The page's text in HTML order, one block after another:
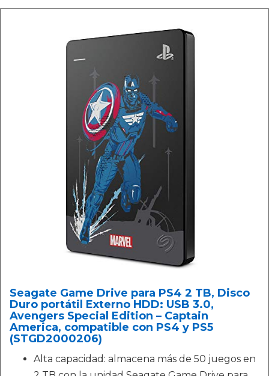
Seagate Game Drive para PS4 2 TB, Disco
Duro portátil Externo HDD: USB 3.0,
Avengers Special Edition – Captain
America, compatible con PS4 y PS5
(STGD2000206)
Alta capacidad: almacena más de 50 juegos en